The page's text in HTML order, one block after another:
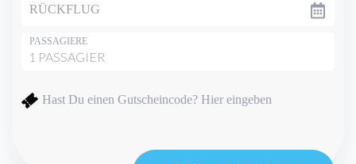
RÜCKFLUG
PASSAGIERE
Hast Du einen Gutscheincode? Hier eingeben